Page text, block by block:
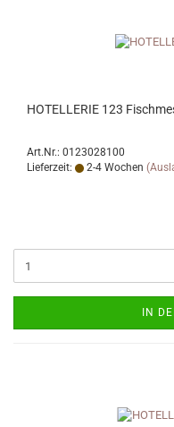
HOTELLERIE 123
Art.Nr.: 0123028100
Lieferzeit:
2-4 Wochen
IN